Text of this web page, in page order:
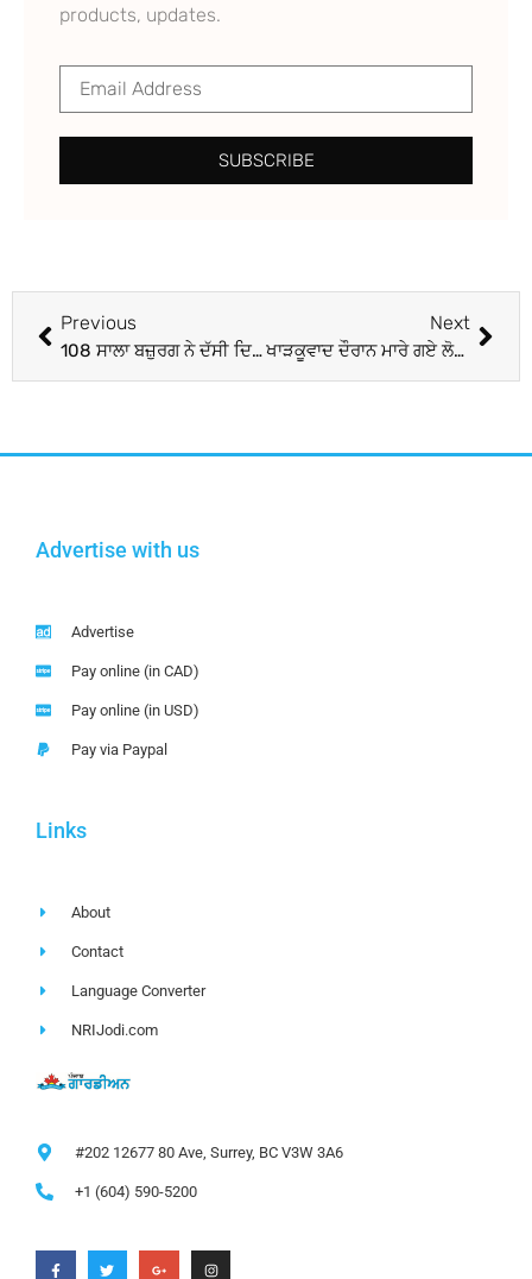
products, updates.
SUBSCRIBE
Previous
108 ਸਾਲਾ ਬਜ਼ੁਰਗ ਨੇ ਦੱਸੀ ਦਿਲ ਦੀ ਗੱਲ-ਲੰਬੀ ਉਮਰ ਦਾ ਰਾਜ਼ ਚੰਗੀ ਪਤਨੀ
Next
ਖਾੜਕੂਵਾਦ ਦੌਰਾਨ ਮਾਰੇ ਗਏ ਲੋਕਾਂ ਦੀ ਗਿਣਤੀ ਨਹੀਂ ਦੱਸਣਾ ਚਾਹੁੰਦੀ ਪੰਜਾਬ ਪੁਲਿਸ
Advertise with us
Advertise
Pay online (in CAD)
Pay online (in USD)
Pay via Paypal
Links
About
Contact
Language Converter
NRIJodi.com
#202 12677 80 Ave, Surrey, BC V3W 3A6
+1 (604) 590-5200